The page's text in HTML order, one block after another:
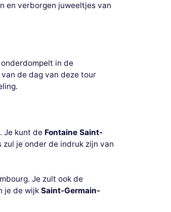
en verborgen juweeltjes van
in de
de dag van deze tour
Je kunt de Fontaine Saint-
je onder de indruk zijn van
Je zult ook de
je de wijk Saint-Germain-